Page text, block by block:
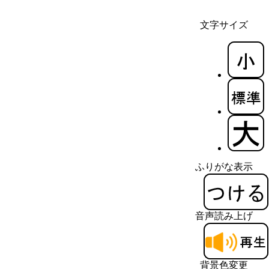
文字サイズ
ふりがな表示
音声読み上げ
背景色変更